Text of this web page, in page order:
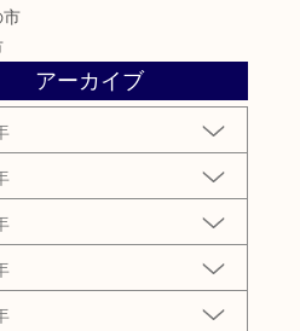
アーカイブ